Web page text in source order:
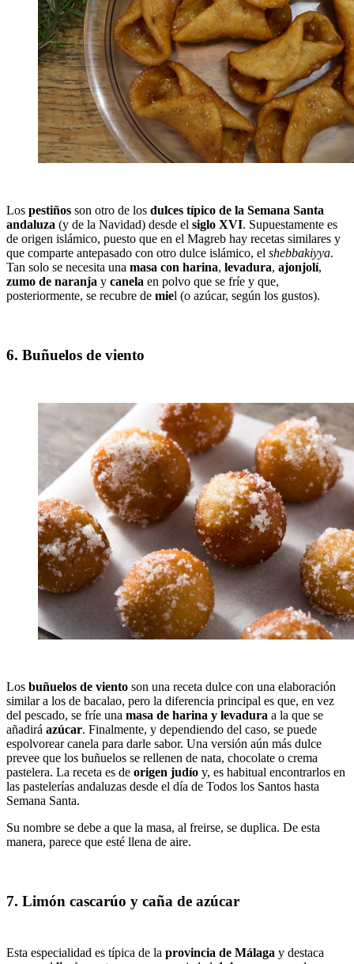
Los pestiños son otro de los dulces típico de la Semana Santa
andaluza (y de la Navidad) desde el siglo XVI. Supuestamente es
de origen islámico, puesto que en el Magreb hay recetas similares y
que comparte antepasado con otro dulce islámico, el shebbakiyya.
Tan solo se necesita una masa con harina, levadura, ajonjolí,
zumo de naranja y canela en polvo que se fríe y que,
posteriormente, se recubre de miel (o azúcar, según los gustos).
6. Buñuelos de viento
Los buñuelos de viento son una receta dulce con una elaboración
similar a los de bacalao, pero la diferencia principal es que, en vez
del pescado, se fríe una masa de harina y levadura a la que se
añadirá azúcar. Finalmente, y dependiendo del caso, se puede
espolvorear canela para darle sabor. Una versión aún más dulce
prevee que los buñuelos se rellenen de nata, chocolate o crema
pastelera. La receta es de origen judío y, es habitual encontrarlos en
las pastelerías andaluzas desde el día de Todos los Santos hasta
Semana Santa.
Su nombre se debe a que la masa, al freirse, se duplica. De esta
manera, parece que esté llena de aire.
7. Limón cascarúo y caña de azúcar
Esta especialidad es típica de la provincia de Málaga y destaca